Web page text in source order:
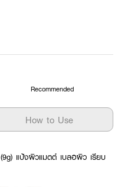
Recommended
How to Use
(9g) แป้งผิวแมตต์ เบลอผิว เรียบ